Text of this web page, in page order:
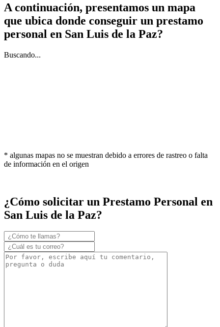
A continuación, presentamos un mapa
que ubica donde conseguir un prestamo
personal en San Luis de la Paz?
Buscando...
* algunas mapas no se muestran debido a errores de rastreo o falta
de información en el origen
¿Cómo solicitar un Prestamo Personal en
San Luis de la Paz?